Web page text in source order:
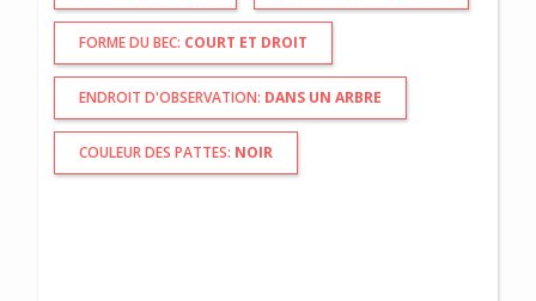
FORME DU BEC: COURT ET DROIT
ENDROIT D'OBSERVATION: DANS UN ARBRE
COULEUR DES PATTES: NOIR